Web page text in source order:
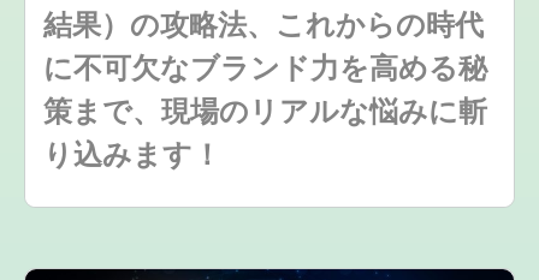
結果）の攻略法、これからの時代
に不可欠なブランド力を高める秘
策まで、現場のリアルな悩みに斬
り込みます！